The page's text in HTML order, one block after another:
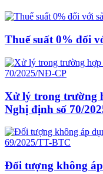
Thuế suất 0% đối
Xử lý trong trường
Nghị định số 70/
Đối tượng không